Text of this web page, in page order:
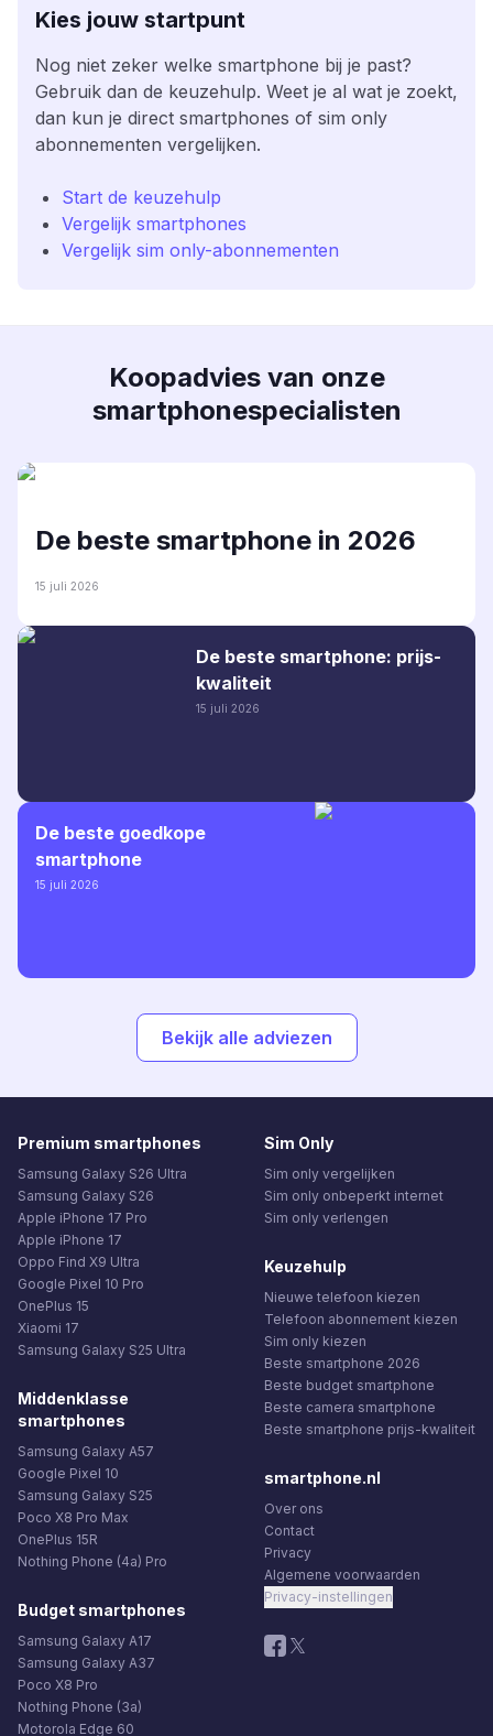
Kies jouw startpunt
Nog niet zeker welke smartphone bij je past?
Gebruik dan de keuzehulp. Weet je al wat je zoekt,
dan kun je direct smartphones of sim only
abonnementen vergelijken.
Start de keuzehulp
Vergelijk smartphones
Vergelijk sim only-abonnementen
Koopadvies van onze
smartphonespecialisten
De beste smartphone in 2026
15 juli 2026
De beste smartphone: prijs-
kwaliteit
15 juli 2026
De beste goedkope
smartphone
15 juli 2026
Bekijk alle adviezen
Premium smartphones
Samsung Galaxy S26 Ultra
Samsung Galaxy S26
Apple iPhone 17 Pro
Apple iPhone 17
Oppo Find X9 Ultra
Google Pixel 10 Pro
OnePlus 15
Xiaomi 17
Samsung Galaxy S25 Ultra
Middenklasse
smartphones
Samsung Galaxy A57
Google Pixel 10
Samsung Galaxy S25
Poco X8 Pro Max
OnePlus 15R
Nothing Phone (4a) Pro
Budget smartphones
Samsung Galaxy A17
Samsung Galaxy A37
Poco X8 Pro
Nothing Phone (3a)
Motorola Edge 60
Sim Only
Sim only vergelijken
Sim only onbeperkt internet
Sim only verlengen
Keuzehulp
Nieuwe telefoon kiezen
Telefoon abonnement kiezen
Sim only kiezen
Beste smartphone 2026
Beste budget smartphone
Beste camera smartphone
Beste smartphone prijs-kwaliteit
smartphone.nl
Over ons
Contact
Privacy
Algemene voorwaarden
Privacy-instellingen